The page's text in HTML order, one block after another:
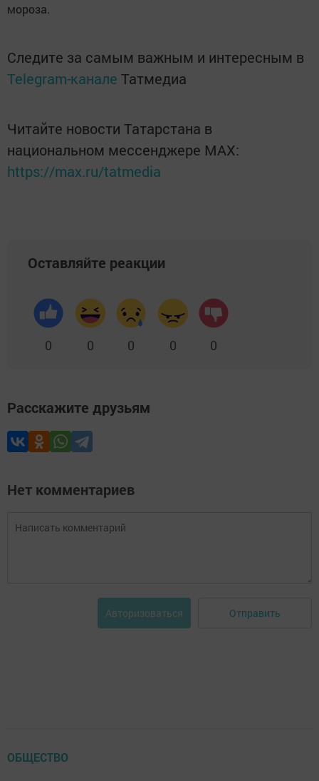
мороза.
Следите за самым важным и интересным в
Telegram-канале Татмедиа
Читайте новости Татарстана в
национальном мессенджере MАХ:
https://max.ru/tatmedia
Оставляйте реакции
0 0 0 0 0
Расскажите друзьям
Нет комментариев
Авторизоваться Отправить
ОБЩЕСТВО